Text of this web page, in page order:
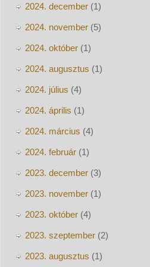
2024. december(1)
2024. november(5)
2024. október(1)
2024. augusztus (1)
2024. július (4)
2024. április (1)
2024. március (4)
2024. február(1)
2023. december(3)
2023. november(1)
2023. október(4)
2023. szeptember(2)
2023. augusztus (1)